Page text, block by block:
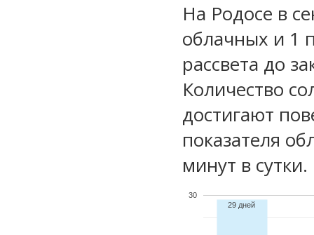
На Родосе в
облачных и 1
рассвета до
Количество
достигают
показателя
минут в сутки.
30
29 дней